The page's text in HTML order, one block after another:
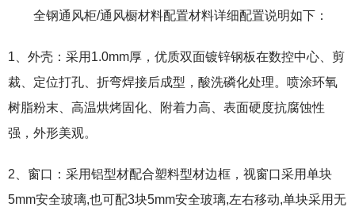
全钢通风柜/通风橱材料配置材料详细配置说明如下：
1、外壳：采用1.0mm厚，优质双面镀锌钢板在数控中心、剪
裁、定位打孔、折弯焊接后成型，酸洗磷化处理。喷涂环氧
树脂粉末、高温烘烤固化、附着力高、表面硬度抗腐蚀性
强，外形美观。
2、窗口：采用铝型材配合塑料型材边框，视窗口采用单块
5mm安全玻璃,也可配3块5mm安全玻璃,左右移动,单块采用无